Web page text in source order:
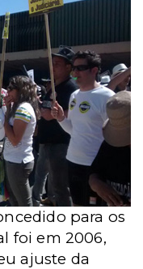
para os
foi em 2006,
ajuste da